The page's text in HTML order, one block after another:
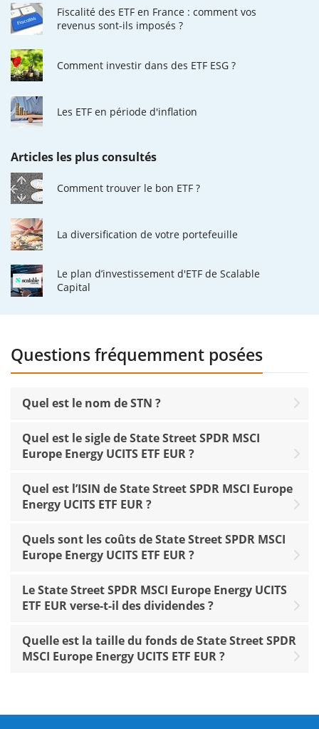
Fiscalité des ETF en France : comment vos
revenus sont-ils imposés ?
Comment investir dans des ETF ESG ?
Les ETF en période d'inflation
Articles les plus consultés
Comment trouver le bon ETF ?
La diversification de votre portefeuille
Le plan d’investissement d'ETF de Scalable
Capital
Questions fréquemment posées
Quel est le nom de STN ?
Quel est le sigle de State Street SPDR MSCI
Europe Energy UCITS ETF EUR ?
Quel est l’ISIN de State Street SPDR MSCI Europe
Energy UCITS ETF EUR ?
Quels sont les coûts de State Street SPDR MSCI
Europe Energy UCITS ETF EUR ?
Le State Street SPDR MSCI Europe Energy UCITS
ETF EUR verse-t-il des dividendes ?
Quelle est la taille du fonds de State Street SPDR
MSCI Europe Energy UCITS ETF EUR ?